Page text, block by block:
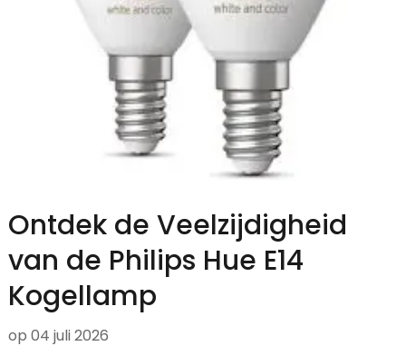
Ontdek de Veelzijdigheid
van de Philips Hue E14
Kogellamp
op 04 juli 2026